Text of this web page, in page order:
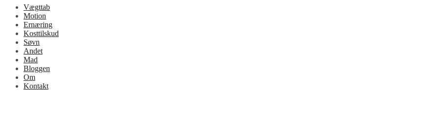
Vægttab
Motion
Ernæring
Kosttilskud
Søvn
Andet
Mad
Bloggen
Om
Kontakt